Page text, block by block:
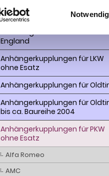
Notwendig
Anhängelast erhöhen
Anhängerkupplungen für
Fahrzeuge aus den USA
England
Anhängerkupplungen für LKW
ohne Esatz
Anhängerkupplungen für
Anhängerkupplungen für
bis ca. Baureihe 2004
Anhängerkupplungen für PKW
ohne Esatz
Alfa Romeo
AMC